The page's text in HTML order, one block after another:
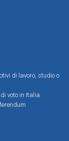
di lavoro, studio o
voto in Italia